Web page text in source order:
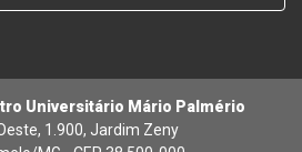
Universitário Mário Palmério
1.900, Jardim Zeny